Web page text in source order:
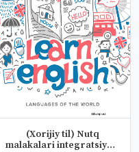
(Xorijiy til) Nutq
malakalari integratsiyasi